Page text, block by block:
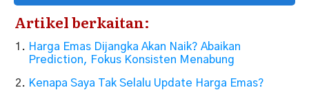
Artikel berkaitan:
Harga Emas Dijangka Akan Naik? Abaikan
Prediction, Fokus Konsisten Menabung
Kenapa Saya Tak Selalu Update Harga Emas?